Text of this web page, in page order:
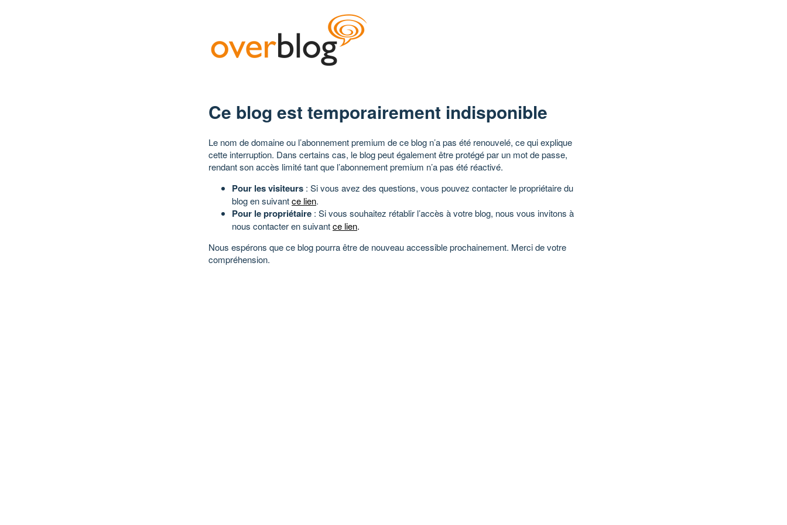
Ce blog est temporairement indisponible
Le nom de domaine ou l’abonnement premium de ce blog n’a pas été renouvelé, ce qui explique
cette interruption. Dans certains cas, le blog peut également être protégé par un mot de passe,
rendant son accès limité tant que l’abonnement premium n’a pas été réactivé.
Pour les visiteurs : Si vous avez des questions, vous pouvez contacter le propriétaire du
blog en suivantce lien.
Pour le propriétaire : Si vous souhaitez rétablir l’accès à votre blog, nous vous invitons à
nous contacter en suivantce lien.
Nous espérons que ce blog pourra être de nouveau accessible prochainement. Merci de votre
compréhension.